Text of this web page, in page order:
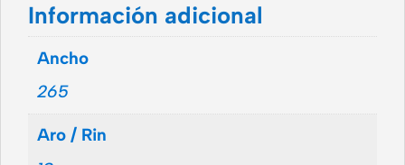
Información adicional
Ancho
265
Aro / Rin